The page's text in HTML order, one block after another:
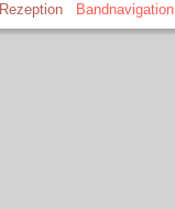
Rezeption Bandnavigation